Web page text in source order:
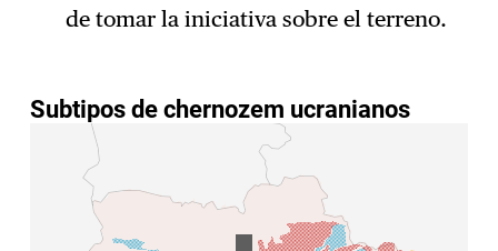
de tomar la iniciativa sobre el terreno.